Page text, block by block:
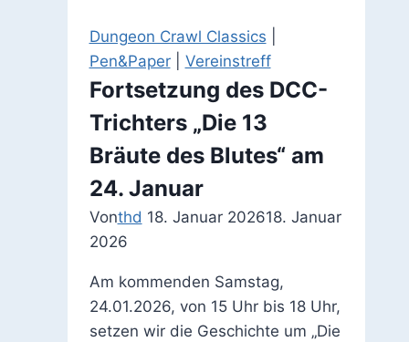
Remise
Dungeon Crawl Classics
Pen&Paper| Vereinstreff
Fortsetzung des DCC-
Trichters „Die 13
Bräute des Blutes“ am
24. Januar
Vonthd 18. Januar 202618. Januar
2026
Am kommenden Samstag,
24.01.2026, von 15 Uhr bis 18 Uhr,
setzen wir die Geschichte um „Die